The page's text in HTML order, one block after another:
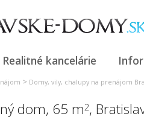
Realitné kancelárie
> Domy, vily, chalupy na prenájom
dom, 65 m2,